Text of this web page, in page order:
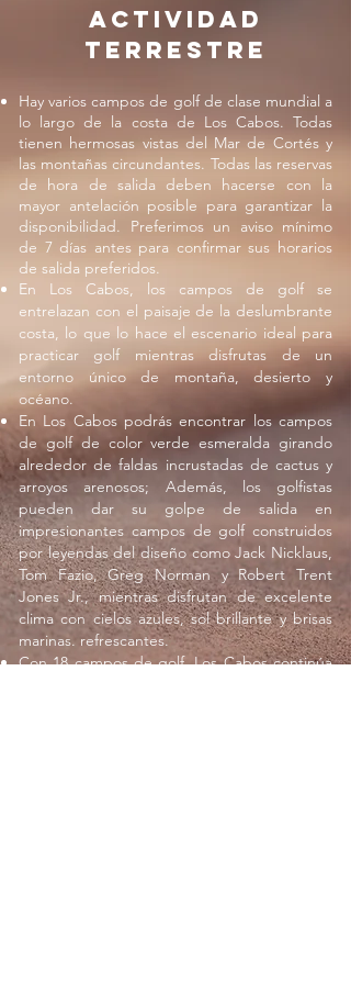
actividad
TERRESTRE
Hay varios campos de golf de clase mundial a
lo largo de la costa de Los Cabos. Todas
tienen hermosas vistas del Mar de Cortés y
las montañas circundantes. Todas las reservas
de hora de salida deben hacerse con la
mayor antelación posible para garantizar la
disponibilidad. Preferimos un aviso mínimo
de 7 días antes para confirmar sus horarios
de salida preferidos.
En Los Cabos, los campos de golf se
entrelazan con el paisaje de la deslumbrante
costa, lo que lo hace el escenario ideal para
practicar golf mientras disfrutas de un
entorno único de montaña, desierto y
océano.
En Los Cabos podrás encontrar los campos
de golf de color verde esmeralda girando
alrededor de faldas incrustadas de cactus y
arroyos arenosos; Además, los golfistas
pueden dar su golpe de salida en
impresionantes campos de golf construidos
por leyendas del diseño como Jack Nicklaus,
Tom Fazio, Greg Norman y Robert Trent
Jones Jr., mientras disfrutan de excelente
clima con cielos azules, sol brillante y brisas
marinas. refrescantes.
Con 18 campos de golf, Los Cabos continúa